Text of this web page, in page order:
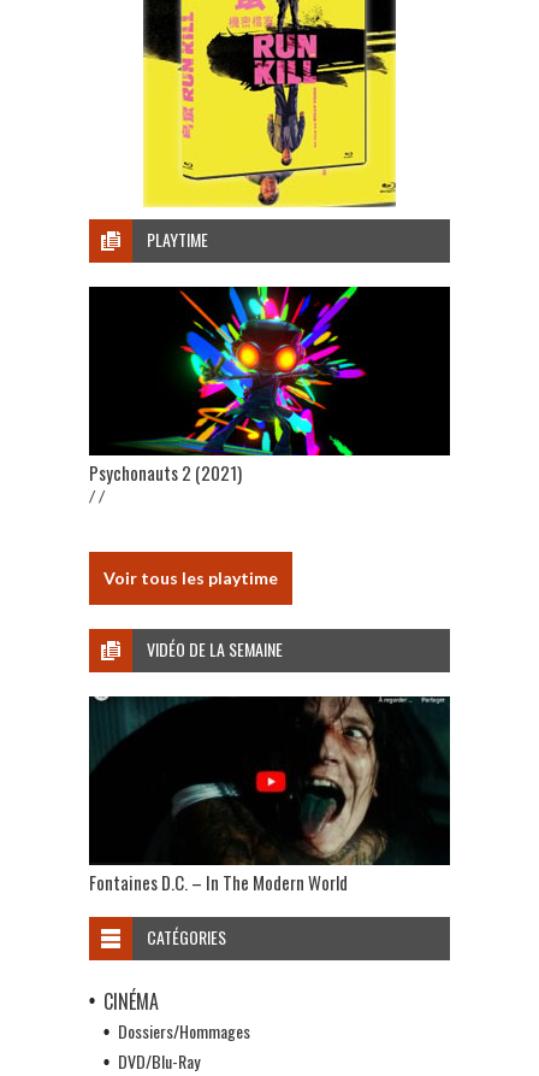
PLAYTIME
Psychonauts 2 (2021)
/ /
Voir tous les playtime
VIDÉO DE LA SEMAINE
Fontaines D.C. – In The Modern World
CATÉGORIES
CINÉMA
Dossiers/Hommages
DVD/Blu-Ray